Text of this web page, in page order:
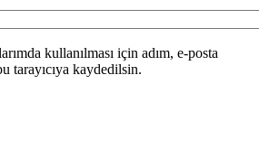
kullanılması için adım, e-posta
tarayıcıya kaydedilsin.